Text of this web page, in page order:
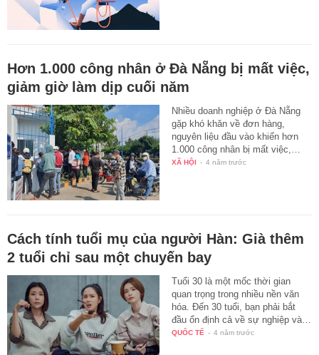
Hơn 1.000 công nhân ở Đà Nẵng bị mất việc,
giảm giờ làm dịp cuối năm
Nhiều doanh nghiệp ở Đà Nẵng
gặp khó khăn về đơn hàng,
nguyên liệu đầu vào khiến hơn
1.000 công nhân bị mất việc,…
XÃ HỘI - 4 năm trước
Cách tính tuổi mụ của người Hàn: Già thêm
2 tuổi chỉ sau một chuyến bay
Tuổi 30 là một mốc thời gian
quan trọng trong nhiều nền văn
hóa. Đến 30 tuổi, bạn phải bắt
đầu ổn định cả về sự nghiệp và…
QUỐC TẾ - 4 năm trước